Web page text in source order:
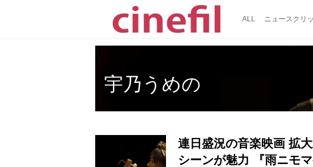
ALL ニュースクリ
宇乃うめの
連日盛況の音楽映画 拡
シーンが魅力 『雨ニモ